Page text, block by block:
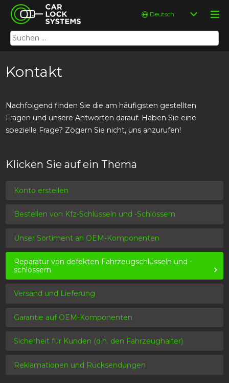
Skip
content
Car Lock Systems
Car Lock Systems
Suchen
nach:
Sprache
Kontakt
Nachfolgend finden Sie die am häufigsten gestellten
Fragen und unsere Antworten darauf. Haben Sie eine
spezielle Frage? Zögern Sie nicht, uns anzurufen!
Klicken Sie auf ein Thema
Konto erstellen
Bestellen von Kfz-Schlüsseln und -Schlössern
Unser Sortiment an OEM-Komponenten
Reparatur von defekten Fahrzeugschlüsseln und -
schlössern
Versand und Lieferung
Garantie auf OEM-Komponenten
Sicherheit für Kunden (d.h. den Fahrzeughalter)
Reklamationen und Rücksendungen